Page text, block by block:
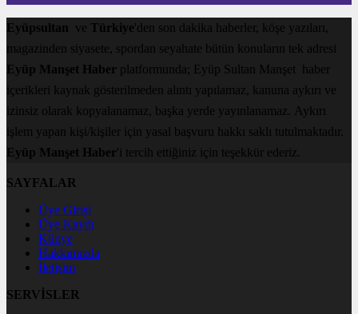
Eyüpsultan ve Türkiye'den son dakika haberler, köşe yazıları,
magazinden siyasete, spordan seyahate bütün konuların tek adresi
Eyüp Manşet Haber platformunda; Eyüp Sultan Manşet haber
içerikleri kaynak gösterilmeden alıntı yapılamaz, kanuna aykırı ve
izinsiz olarak kopyalanamaz, başka yerde yayınlanamaz. Aykırı
işlem yapan kişi/kişiler için yasal başvuru hakkı saklı tutulmaktadır.
Eyüp Manşet Haber'i tercih ettiğiniz için teşekkür ederiz.
SAYFALAR
Üye Girişi
Üye Kaydı
Künye
Hakkımızda
İletişim
SERVİSLER